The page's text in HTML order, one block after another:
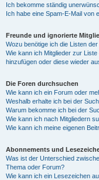
Ich bekomme ständig
Ich habe eine Spam-E-Mail von
Freunde und ignorierte
Wozu benötige ich die Listen
Wie kann ich Mitglieder zur
hinzufügen oder diese wieder
Die Foren durchsuchen
Wie kann ich ein Forum oder
Weshalb erhalte ich bei der
Warum bekomme ich bei der
Wie kann ich nach Mitgliedern
Wie kann ich meine eigenen
Abonnements und
Was ist der Unterschied
Thema oder Forum?
Wie kann ich ein Lesezeichen